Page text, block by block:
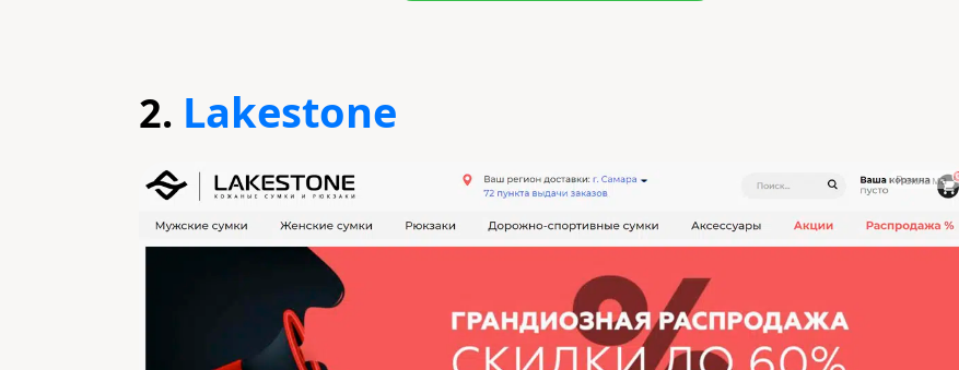
2. Lakestone
Реклама